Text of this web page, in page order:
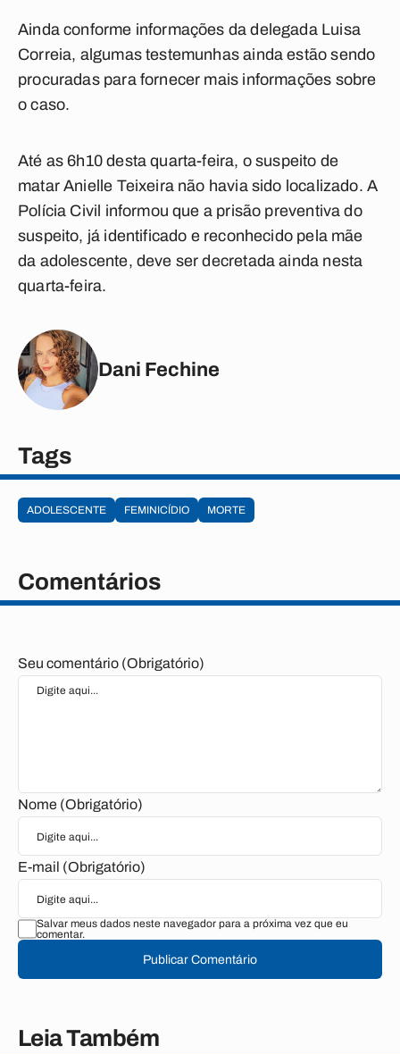
Ainda conforme informações da delegada Luisa
Correia, algumas testemunhas ainda estão sendo
procuradas para fornecer mais informações sobre
o caso.
Até as 6h10 desta quarta-feira, o suspeito de
matar Anielle Teixeira não havia sido localizado. A
Polícia Civil informou que a prisão preventiva do
suspeito, já identificado e reconhecido pela mãe
da adolescente, deve ser decretada ainda nesta
quarta-feira.
Dani Fechine
Tags
ADOLESCENTE FEMINICÍDIO MORTE
Comentários
Seu comentário (Obrigatório)
Nome (Obrigatório)
E-mail (Obrigatório)
Salvar meus dados neste navegador para a próxima vez que eu
comentar.
Publicar Comentário
Leia Também